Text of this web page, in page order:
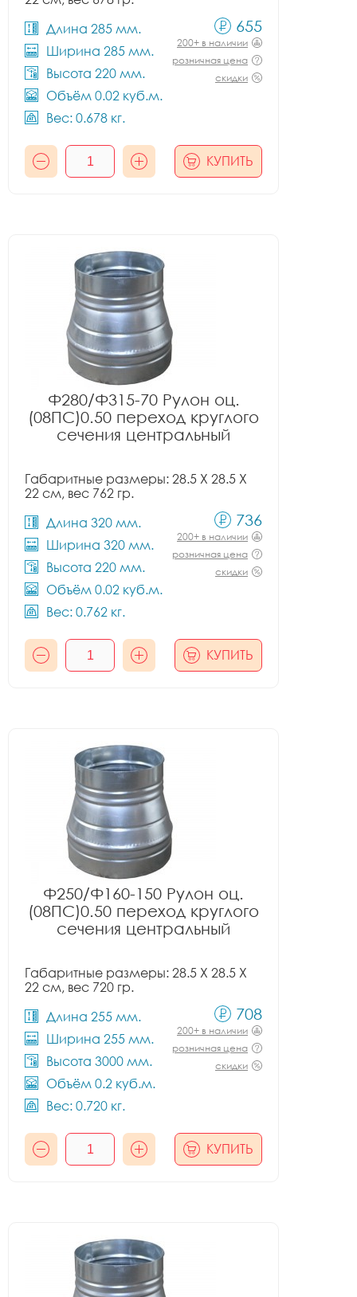
Длина 285 мм.
Ширина 285 мм.
Высота 220 мм.
Объём 0.02 куб.м.
Вес: 0.678 кг.
655
200+ в наличии
розничная цена
скидки
КУПИТЬ
Ф280/Ф315-70 Рулон оц.
(08ПС)0.50 переход круглого
сечения центральный
Габаритные размеры: 28.5 X 28.5 X
22 см, вес 762 гр.
Длина 320 мм.
Ширина 320 мм.
Высота 220 мм.
Объём 0.02 куб.м.
Вес: 0.762 кг.
736
200+ в наличии
розничная цена
скидки
КУПИТЬ
Ф250/Ф160-150 Рулон оц.
(08ПС)0.50 переход круглого
сечения центральный
Габаритные размеры: 28.5 X 28.5 X
22 см, вес 720 гр.
Длина 255 мм.
Ширина 255 мм.
Высота 3000 мм.
Объём 0.2 куб.м.
Вес: 0.720 кг.
708
200+ в наличии
розничная цена
скидки
КУПИТЬ